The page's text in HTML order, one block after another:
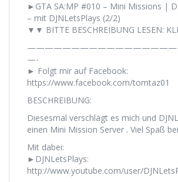
►GTA SA:MP #010 – Mini Missions |
– mit DJNLetsPlays (2/2)
▼▼ BITTE BESCHREIBUNG LESEN:
—-
► Folgt mir auf Facebook:
https://www.facebook.com/tomtaz01
BESCHREIBUNG:
Diesesmal verschlägt es mich und
einen Mini Mission Server . Viel Spaß
Mit dabei:
►DJNLetsPlays:
http://www.youtube.com/user/